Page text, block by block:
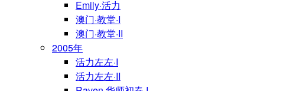
Emily·活力
澳门·教堂·I
澳门·教堂·II
2005年
活力左左·I
活力左左·II